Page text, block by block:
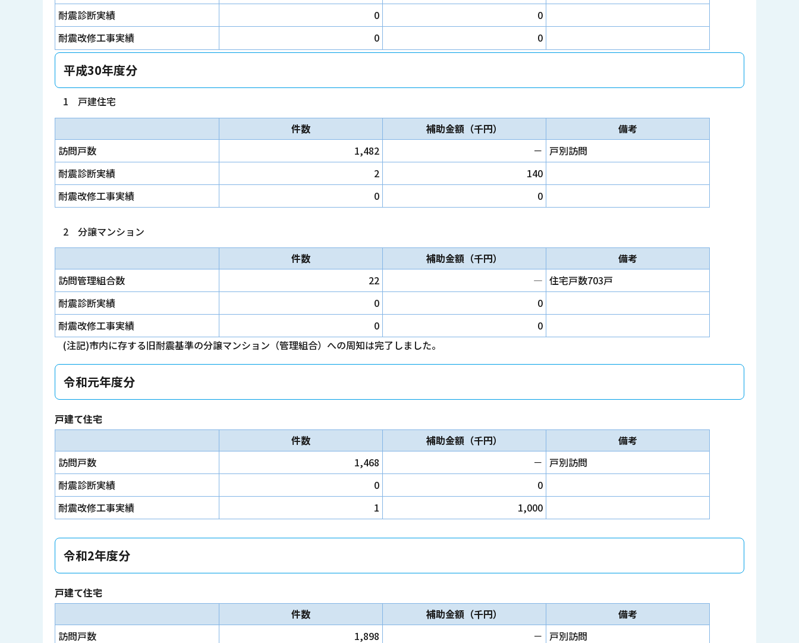
耐震診断実績
0
0
耐震改修工事実績
0 0
平成30年度分
1 戸建住宅
件数
補助金額（千円）
備考
訪問戸数
1,482 － 戸別訪問
耐震診断実績
2
140
耐震改修工事実績
0 0
2 分譲マンション
件数
補助金額（千円）
備考
訪問管理組合数
22 ― 住宅戸数703戸
耐震診断実績
0
0
耐震改修工事実績
0
0
(注記)市内に存する旧耐震基準の分譲マンション（管理組合）への周知は完了しました。
令和元年度分
戸建て住宅
件数
補助金額（千円）
備考
訪問戸数
1,468 － 戸別訪問
耐震診断実績
0
0
耐震改修工事実績
1 1,000
令和2年度分
戸建て住宅
件数
補助金額（千円）
備考
訪問戸数
1,898 － 戸別訪問